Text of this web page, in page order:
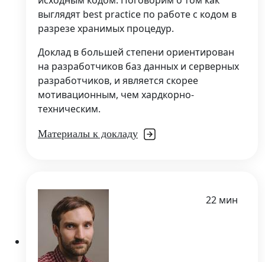
выглядят best practice по работе с кодом в
разрезе хранимых процедур.
Доклад в большей степени ориентирован
на разработчиков баз данных и серверных
разработчиков, и является скорее
мотивационным, чем хардкорно-
техническим.
Материалы к докладу
22 мин